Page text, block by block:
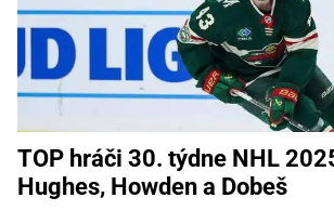
TOP hráči 30. týdne NHL
Hughes, Howden a Dobeš